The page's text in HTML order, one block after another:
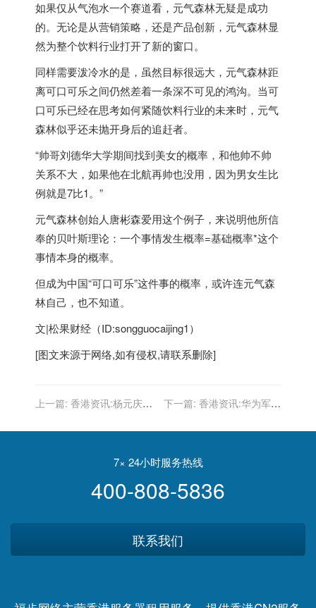
如果仅从气泡水一个赛道看，元气森林无疑是成功
的。无论是从营销策略，还是产品创新，元气森林显
然为整个饮料行业打开了新的窗口。
同样需要泼冷水的是，虽然目标很远大，元气森林距
离可口可乐之间仍然差着一条深不可见的鸿沟。当可
口可乐已经在思考如何紧随饮料行业的未来时，元气
森林似乎还未抛开身后的追赶者。
“帅哥刘德华大学期间找到美女的概率，和他帅不帅
关系不大，如果他在北航再帅也没用，因为男女生比
例就是7比1。”
元气森林创始人唐彬森爱用这个例子，来说明他所信
奉的贝叶斯理论：一个事情发生概率=基础概率*这个
事情本身的概率。
但成为中国“可口可乐”这件事的概率，或许连元气森
林自己，也不知道。
文|松果财经（ID:songguocaijing1）
[图文来源于网络,如有侵权,请联系删除]
上一篇: 香港资讯:杨元庆回
传言是完全不对的
下一篇: 香港资讯:华为军团
何人都不敢再欺负我们
7× 24小时服务热线
400-808-5836
联系我们